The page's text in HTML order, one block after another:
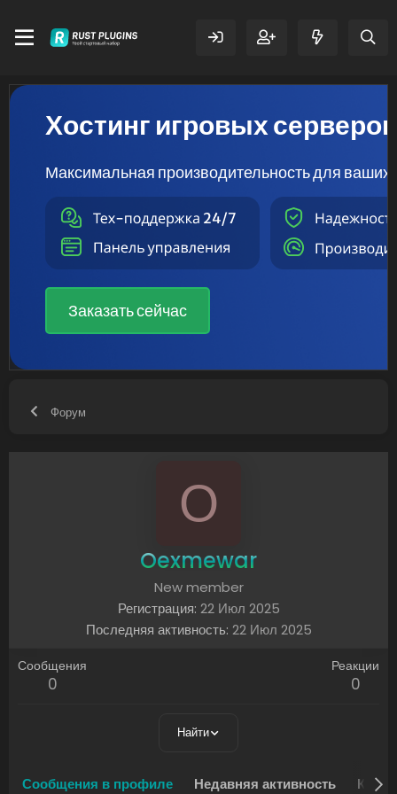
Хостинг игровых серверов
Максимальная производительность для ваших
Заказать сейчас
Форум
O
Oexmewar
New member
Регистрация 22 Июл 2025
Последняя активность 22 Июл 2025
Сообщения
0
Реакции
0
Найти
Сообщения в профиле Недавняя активность